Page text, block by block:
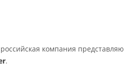
компания
.